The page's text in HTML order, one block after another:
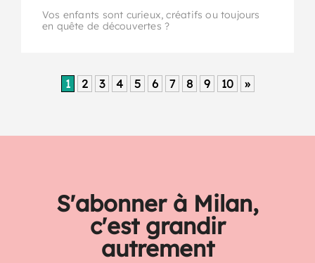
Vos enfants sont curieux, créatifs ou toujours
en quête de découvertes ?
1 2 3 4 5 6 7 8 9 10 »
S'abonner à Milan,
c'est grandir
autrement